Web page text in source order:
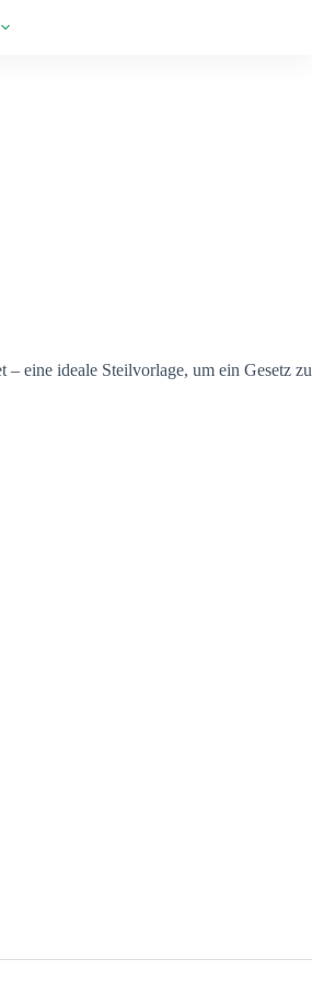
eine ideale Steilvorlage, um ein Gesetz zu